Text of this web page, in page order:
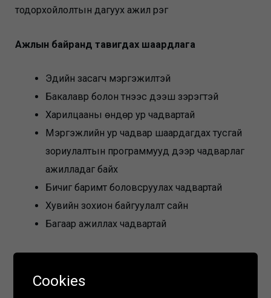
тодорхойлолтын дагуух ажил үүрэг
Ажлын байранд тавигдах шаардлага
Эдийн засагч мэргэжилтэй
Бакалавр болон түүнээс дээш зэрэгтэй
Харилцааны өндөр ур чадвартай
Мэргэжлийн ур чадвар шаардагдах тусгай
зориулалтын программууд дээр чадварлаг
ажилладаг байх
Бичиг баримт боловсруулах чадвартай
Хувийн зохион байгуулалт сайн
Багаар ажиллах чадвартай
Бүрдүүлэх материал
Cookies